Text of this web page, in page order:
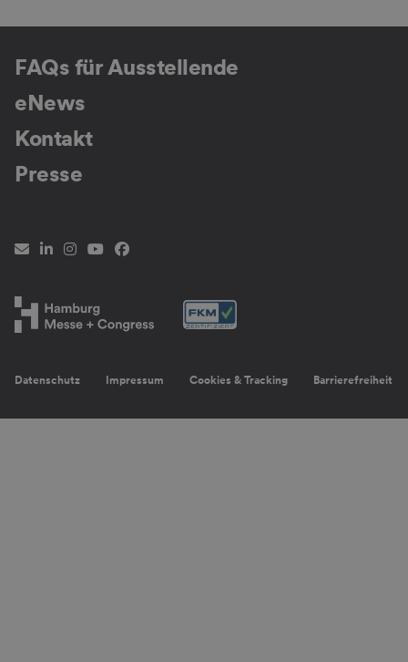
FAQs für Ausstellende
eNews
Kontakt
Presse
Newsletter
LinkedIn
Instagram
YouTubeFacebook
Datenschutz Impressum Cookies & Tracking Barrierefreiheit